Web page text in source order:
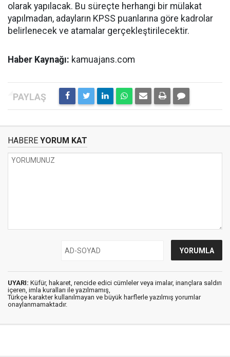
olarak yapılacak. Bu süreçte herhangi bir mülakat
yapılmadan, adayların KPSS puanlarına göre kadrolar
belirlenecek ve atamalar gerçekleştirilecektir.
Haber Kaynağı: kamuajans.com
HABERE YORUM KAT
UYARI: Küfür, hakaret, rencide edici cümleler veya imalar, inançlara saldırı
içeren, imla kuralları ile yazılmamış,
Türkçe karakter kullanılmayan ve büyük harflerle yazılmış yorumlar
onaylanmamaktadır.